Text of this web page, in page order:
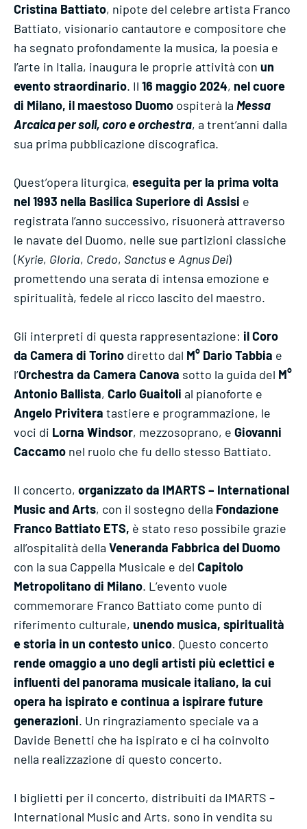
Cristina Battiato, nipote del celebre artista Franco
Battiato, visionario cantautore e compositore che
ha segnato profondamente la musica, la poesia e
l’arte in Italia, inaugura le proprie attività con un
evento straordinario. Il 16 maggio 2024, nel cuore
di Milano, il maestoso Duomo ospiterà la Messa
Arcaica per soli, coro e orchestra, a trent’anni dalla
sua prima pubblicazione discografica.
Quest’opera liturgica, eseguita per la prima volta
nel 1993 nella Basilica Superiore di Assisi e
registrata l’anno successivo, risuonerà attraverso
le navate del Duomo, nelle sue partizioni classiche
(Kyrie, Gloria, Credo, Sanctus e Agnus Dei)
promettendo una serata di intensa emozione e
spiritualità, fedele al ricco lascito del maestro.
Gli interpreti di questa rappresentazione: il Coro
da Camera di Torino diretto dal M° Dario Tabbia e
l’Orchestra da Camera Canova sotto la guida del M°
Antonio Ballista, Carlo Guaitoli al pianoforte e
Angelo Privitera tastiere e programmazione, le
voci di Lorna Windsor, mezzosoprano, e Giovanni
Caccamo nel ruolo che fu dello stesso Battiato.
Il concerto, organizzato da IMARTS – International
Music and Arts, con il sostegno della Fondazione
Franco Battiato ETS, è stato reso possibile grazie
all’ospitalità della Veneranda Fabbrica del Duomo
con la sua Cappella Musicale e del Capitolo
Metropolitano di Milano. L’evento vuole
commemorare Franco Battiato come punto di
riferimento culturale, unendo musica, spiritualità
e storia in un contesto unico. Questo concerto
rende omaggio a uno degli artisti più eclettici e
influenti del panorama musicale italiano, la cui
opera ha ispirato e continua a ispirare future
generazioni. Un ringraziamento speciale va a
Davide Benetti che ha ispirato e ci ha coinvolto
nella realizzazione di questo concerto.
I biglietti per il concerto, distribuiti da IMARTS –
International Music and Arts, sono in vendita su